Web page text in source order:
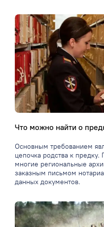
Что можно найти о
Основным требованием
цепочка родства к предку.
многие региональные
заказным письмом
данных документов.